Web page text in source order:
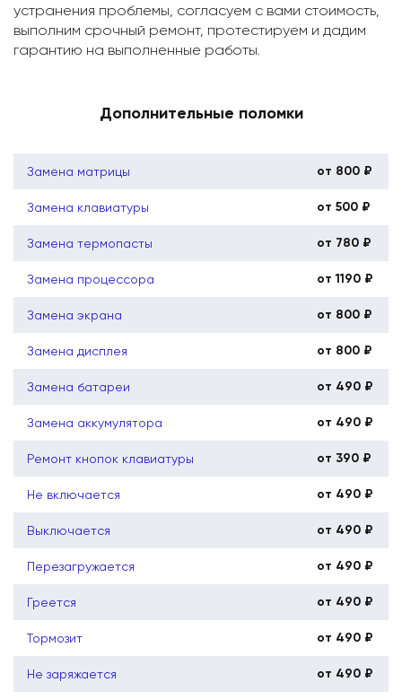
устранения проблемы, согласуем с вами стоимость,
выполним срочный ремонт, протестируем и дадим
гарантию на выполненные работы.
Дополнительные поломки
Замена матрицы от 800 ₽
Замена клавиатуры от 500 ₽
Замена термопасты от 780 ₽
Замена процессора от 1190 ₽
Замена экрана от 800 ₽
Замена дисплея от 800 ₽
Замена батареи от 490 ₽
Замена аккумулятора от 490 ₽
Ремонт кнопок клавиатуры от 390 ₽
Не включается от 490 ₽
Выключается от 490 ₽
Перезагружается от 490 ₽
Греется от 490 ₽
Тормозит от 490 ₽
Не заряжается от 490 ₽